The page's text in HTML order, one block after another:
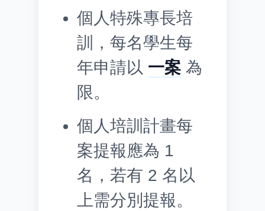
個人特殊專長培
訓，每名學生每
年申請以 一案 為
限。
個人培訓計畫每
案提報應為 1
名，若有 2 名以
上需分別提報。